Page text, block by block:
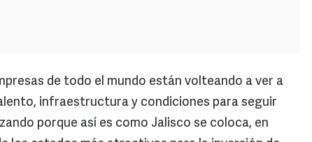
de todo el mundo están volteando a ver a
infraestructura y condiciones para seguir
porque así es como Jalisco se coloca, en